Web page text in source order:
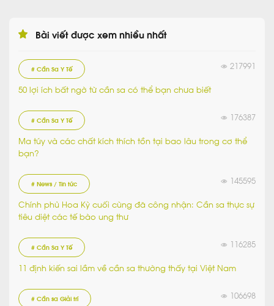
Bài viết được xem nhiều nhất
# Cần Sa Y Tế 217991
50 lợi ích bất ngờ từ cần sa có thể bạn chưa biết
# Cần Sa Y Tế 176387
Ma túy và các chất kích thích tồn tại bao lâu trong cơ thể
bạn?
# News / Tin tức 145595
Chính phủ Hoa Kỳ cuối cùng đã công nhận: Cần sa thực sự
tiêu diệt các tế bào ung thư
# Cần Sa Y Tế 116285
11 định kiến sai lầm về cần sa thường thấy tại Việt Nam
# Cần sa Giải trí 106698